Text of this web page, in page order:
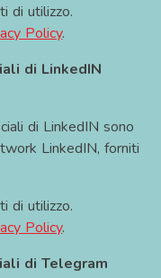
di utilizzo.
Policy.
di LinkedIN
di LinkedIN sono
LinkedIN, forniti
di utilizzo.
Policy.
di Telegram